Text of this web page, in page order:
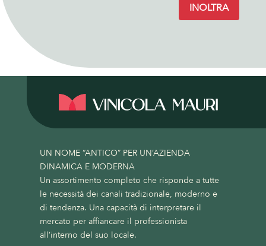
INOLTRA
UN NOME “ANTICO” PER UN’AZIENDA
DINAMICA E MODERNA
Un assortimento completo che risponde a tutte
le necessità dei canali tradizionale, moderno e
di tendenza. Una capacità di interpretare il
mercato per affiancare il professionista
all’interno del suo locale.